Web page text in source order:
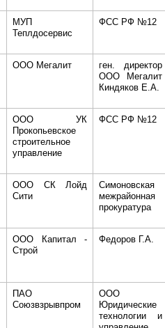
МУП
Теплдосервис
ФСС РФ №12
ООО Мегалит
ген. директор
ООО Мегалит
Киндяков Е.А.
ООО УК
Прокопьевское
строительное
управление
ФСС РФ №12
ООО СК Лойд
Сити
Симоновская
межрайонная
прокуратура
ООО Капитал -
Строй
Федоров Г.А.
ПАО
Союзвзрывпром
ООО
Юридические
технологии и